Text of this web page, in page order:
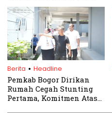
Kebangsaan
Berita . Headline
Pemkab Bogor Dirikan
Rumah Cegah Stunting
Pertama, Komitmen Atasi